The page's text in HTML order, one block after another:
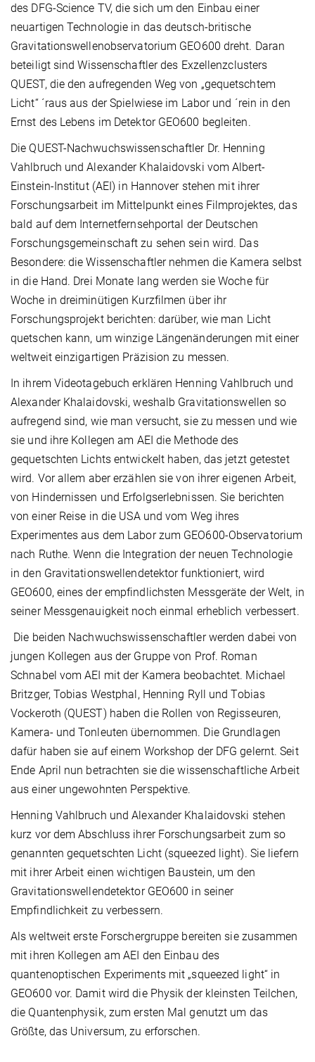
des DFG-Science TV, die sich um den Einbau einer
neuartigen Technologie in das deutsch-britische
Gravitationswellenobservatorium GEO600 dreht. Daran
beteiligt sind Wissenschaftler des Exzellenzclusters
QUEST, die den aufregenden Weg von „gequetschtem
Licht“ ´raus aus der Spielwiese im Labor und ´rein in den
Ernst des Lebens im Detektor GEO600 begleiten.
Die QUEST-Nachwuchswissenschaftler Dr. Henning
Vahlbruch und Alexander Khalaidovski vom Albert-
Einstein-Institut (AEI) in Hannover stehen mit ihrer
Forschungsarbeit im Mittelpunkt eines Filmprojektes, das
bald auf dem Internetfernsehportal der Deutschen
Forschungsgemeinschaft zu sehen sein wird. Das
Besondere: die Wissenschaftler nehmen die Kamera selbst
in die Hand. Drei Monate lang werden sie Woche für
Woche in dreiminütigen Kurzfilmen über ihr
Forschungsprojekt berichten: darüber, wie man Licht
quetschen kann, um winzige Längenänderungen mit einer
weltweit einzigartigen Präzision zu messen.
In ihrem Videotagebuch erklären Henning Vahlbruch und
Alexander Khalaidovski, weshalb Gravitationswellen so
aufregend sind, wie man versucht, sie zu messen und wie
sie und ihre Kollegen am AEI die Methode des
gequetschten Lichts entwickelt haben, das jetzt getestet
wird. Vor allem aber erzählen sie von ihrer eigenen Arbeit,
von Hindernissen und Erfolgserlebnissen. Sie berichten
von einer Reise in die USA und vom Weg ihres
Experimentes aus dem Labor zum GEO600-Observatorium
nach Ruthe. Wenn die Integration der neuen Technologie
in den Gravitationswellendetektor funktioniert, wird
GEO600, eines der empfindlichsten Messgeräte der Welt, in
seiner Messgenauigkeit noch einmal erheblich verbessert.
Die beiden Nachwuchswissenschaftler werden dabei von
jungen Kollegen aus der Gruppe von Prof. Roman
Schnabel vom AEI mit der Kamera beobachtet. Michael
Britzger, Tobias Westphal, Henning Ryll und Tobias
Vockeroth (QUEST) haben die Rollen von Regisseuren,
Kamera- und Tonleuten übernommen. Die Grundlagen
dafür haben sie auf einem Workshop der DFG gelernt. Seit
Ende April nun betrachten sie die wissenschaftliche Arbeit
aus einer ungewohnten Perspektive.
Henning Vahlbruch und Alexander Khalaidovski stehen
kurz vor dem Abschluss ihrer Forschungsarbeit zum so
genannten gequetschten Licht (squeezed light). Sie liefern
mit ihrer Arbeit einen wichtigen Baustein, um den
Gravitationswellendetektor GEO600 in seiner
Empfindlichkeit zu verbessern.
Als weltweit erste Forschergruppe bereiten sie zusammen
mit ihren Kollegen am AEI den Einbau des
quantenoptischen Experiments mit „squeezed light“ in
GEO600 vor. Damit wird die Physik der kleinsten Teilchen,
die Quantenphysik, zum ersten Mal genutzt um das
Größte, das Universum, zu erforschen.